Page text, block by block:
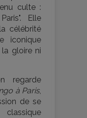
culte :
Elle
célébrité
iconique
gloire ni
regarde
à Paris,
de se